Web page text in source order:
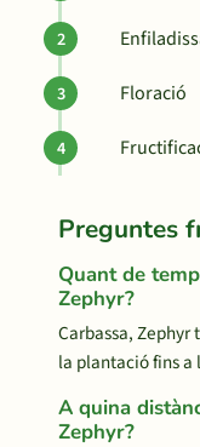
Floració
Preguntes
Quant de
Zephyr?
Carbassa,
la plantació fins a
A quina
Zephyr?